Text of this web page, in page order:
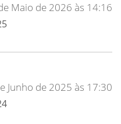
Maio de 2026 às 14:16
Junho de 2025 às 17:30